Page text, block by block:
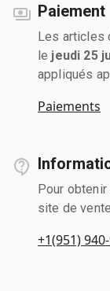
Paiement
Les articles
le jeudi 25
appliqués
Paiements
Pour
site de vente.
+1(951)